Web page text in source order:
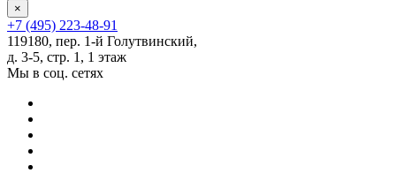
×
+7 (495) 223-48-91
119180, пер. 1-й Голутвинский,
д. 3-5, стр. 1, 1 этаж
Мы в соц. сетях